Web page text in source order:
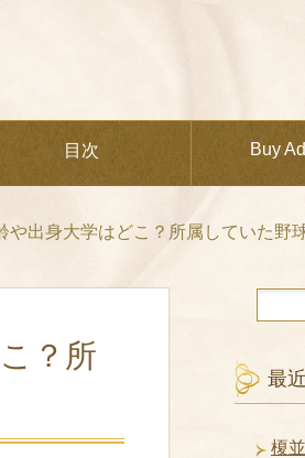
目次 Buy
出身大学はどこ？所属していた野
？所
最
榎